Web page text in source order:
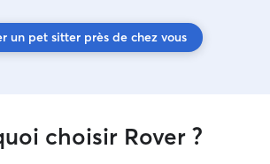
un pet sitter près de chez vous
choisir Rover ?